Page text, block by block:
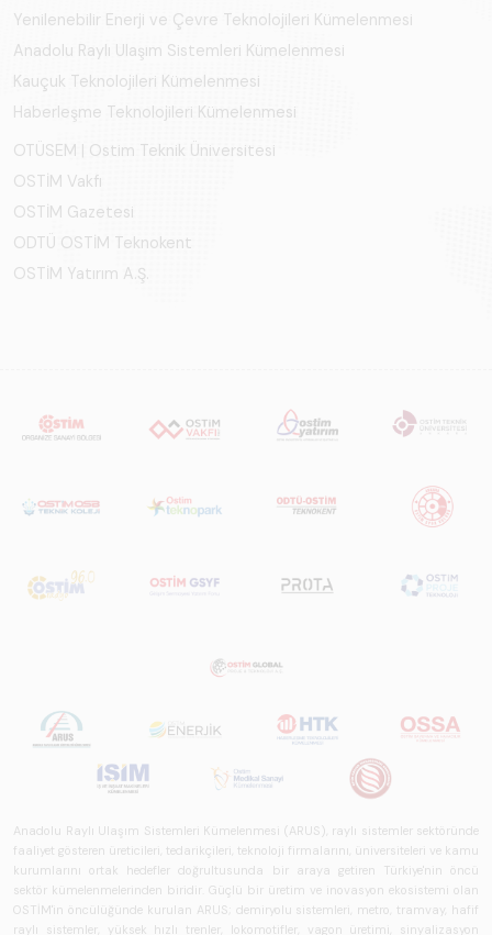
Yenilenebilir Enerji ve Çevre Teknolojileri Kümelenmesi
Anadolu Raylı Ulaşım Sistemleri Kümelenmesi
Kauçuk Teknolojileri Kümelenmesi
Haberleşme Teknolojileri Kümelenmesi
OTÜSEM | Ostim Teknik Üniversitesi
OSTİM Vakfı
OSTİM Gazetesi
ODTÜ OSTİM Teknokent
OSTİM Yatırım A.Ş.
Anadolu Raylı Ulaşım Sistemleri Kümelenmesi (ARUS), raylı sistemler sektöründe
faaliyet gösteren üreticileri, tedarikçileri, teknoloji firmalarını, üniversiteleri ve kamu
kurumlarını ortak hedefler doğrultusunda bir araya getiren Türkiye'nin öncü
sektör kümelenmelerinden biridir. Güçlü bir üretim ve inovasyon ekosistemi olan
OSTİM'in öncülüğünde kurulan ARUS; demiryolu sistemleri, metro, tramvay, hafif
raylı sistemler, yüksek hızlı trenler, lokomotifler, vagon üretimi, sinyalizasyon